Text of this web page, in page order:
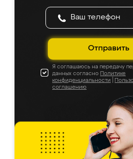
Отправить
Я соглашаюсь на передачу
данных согласно Политике
конфиденциальности
соглашению